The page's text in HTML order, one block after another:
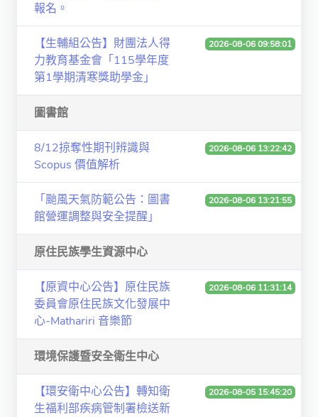
報名。
【生輔組公告】財團法人得
力教育基金會「115學年度
第1學期清寒獎助學金」
2026-08-06 09:58:01
圖書館
8/12掠奪性期刊辨識與
Scopus 價值解析
2026-08-06 13:22:42
「颱風天氣防範公告：圖書
館營運調整與安全提醒」
2026-08-06 13:21:55
原住民族學生資源中心
【原資中心公告】原住民族
委員會原住民族文化發展中
心-Mathariri 音樂節
2026-08-06 11:31:14
環境保護暨安全衛生中心
【環安衛中心公告】轉知衛
生福利部疾病管制署檢送新
2026-08-05 15:45:20